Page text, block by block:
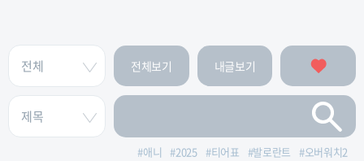
전체보기 내글보기
#애니 #2025 #티어표 #발로란트 #오버워치2